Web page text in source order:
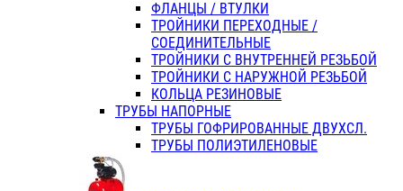
ФЛАНЦЫ / ВТУЛКИ
ТРОЙНИКИ ПЕРЕХОДНЫЕ /
СОЕДИНИТЕЛЬНЫЕ
ТРОЙНИКИ С ВНУТРЕННЕЙ РЕЗЬБОЙ
ТРОЙНИКИ С НАРУЖНОЙ РЕЗЬБОЙ
КОЛЬЦА РЕЗИНОВЫЕ
ТРУБЫ НАПОРНЫЕ
ТРУБЫ ГОФРИРОВАННЫЕ ДВУХСЛ.
ТРУБЫ ПОЛИЭТИЛЕНОВЫЕ